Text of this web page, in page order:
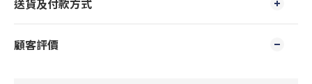
送貨及付款方式
顧客評價